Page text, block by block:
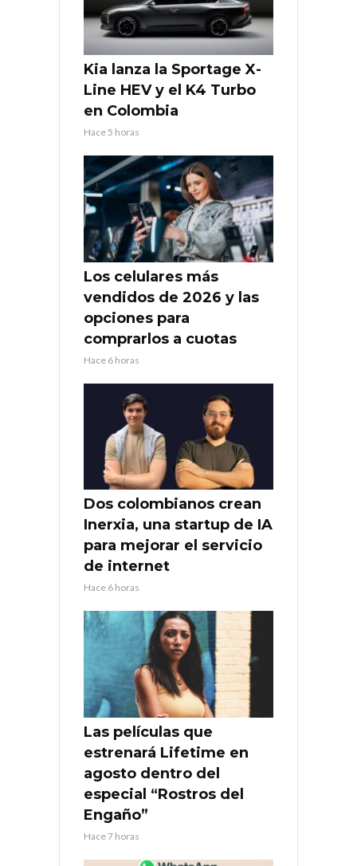
Kia lanza la Sportage X-
Line HEV y el K4 Turbo
en Colombia
Hace 5 horas
Los celulares más
vendidos de 2026 y las
opciones para
comprarlos a cuotas
Hace 6 horas
Dos colombianos crean
Inerxia, una startup de IA
para mejorar el servicio
de internet
Hace 6 horas
Las películas que
estrenará Lifetime en
agosto dentro del
especial “Rostros del
Engaño”
Hace 7 horas